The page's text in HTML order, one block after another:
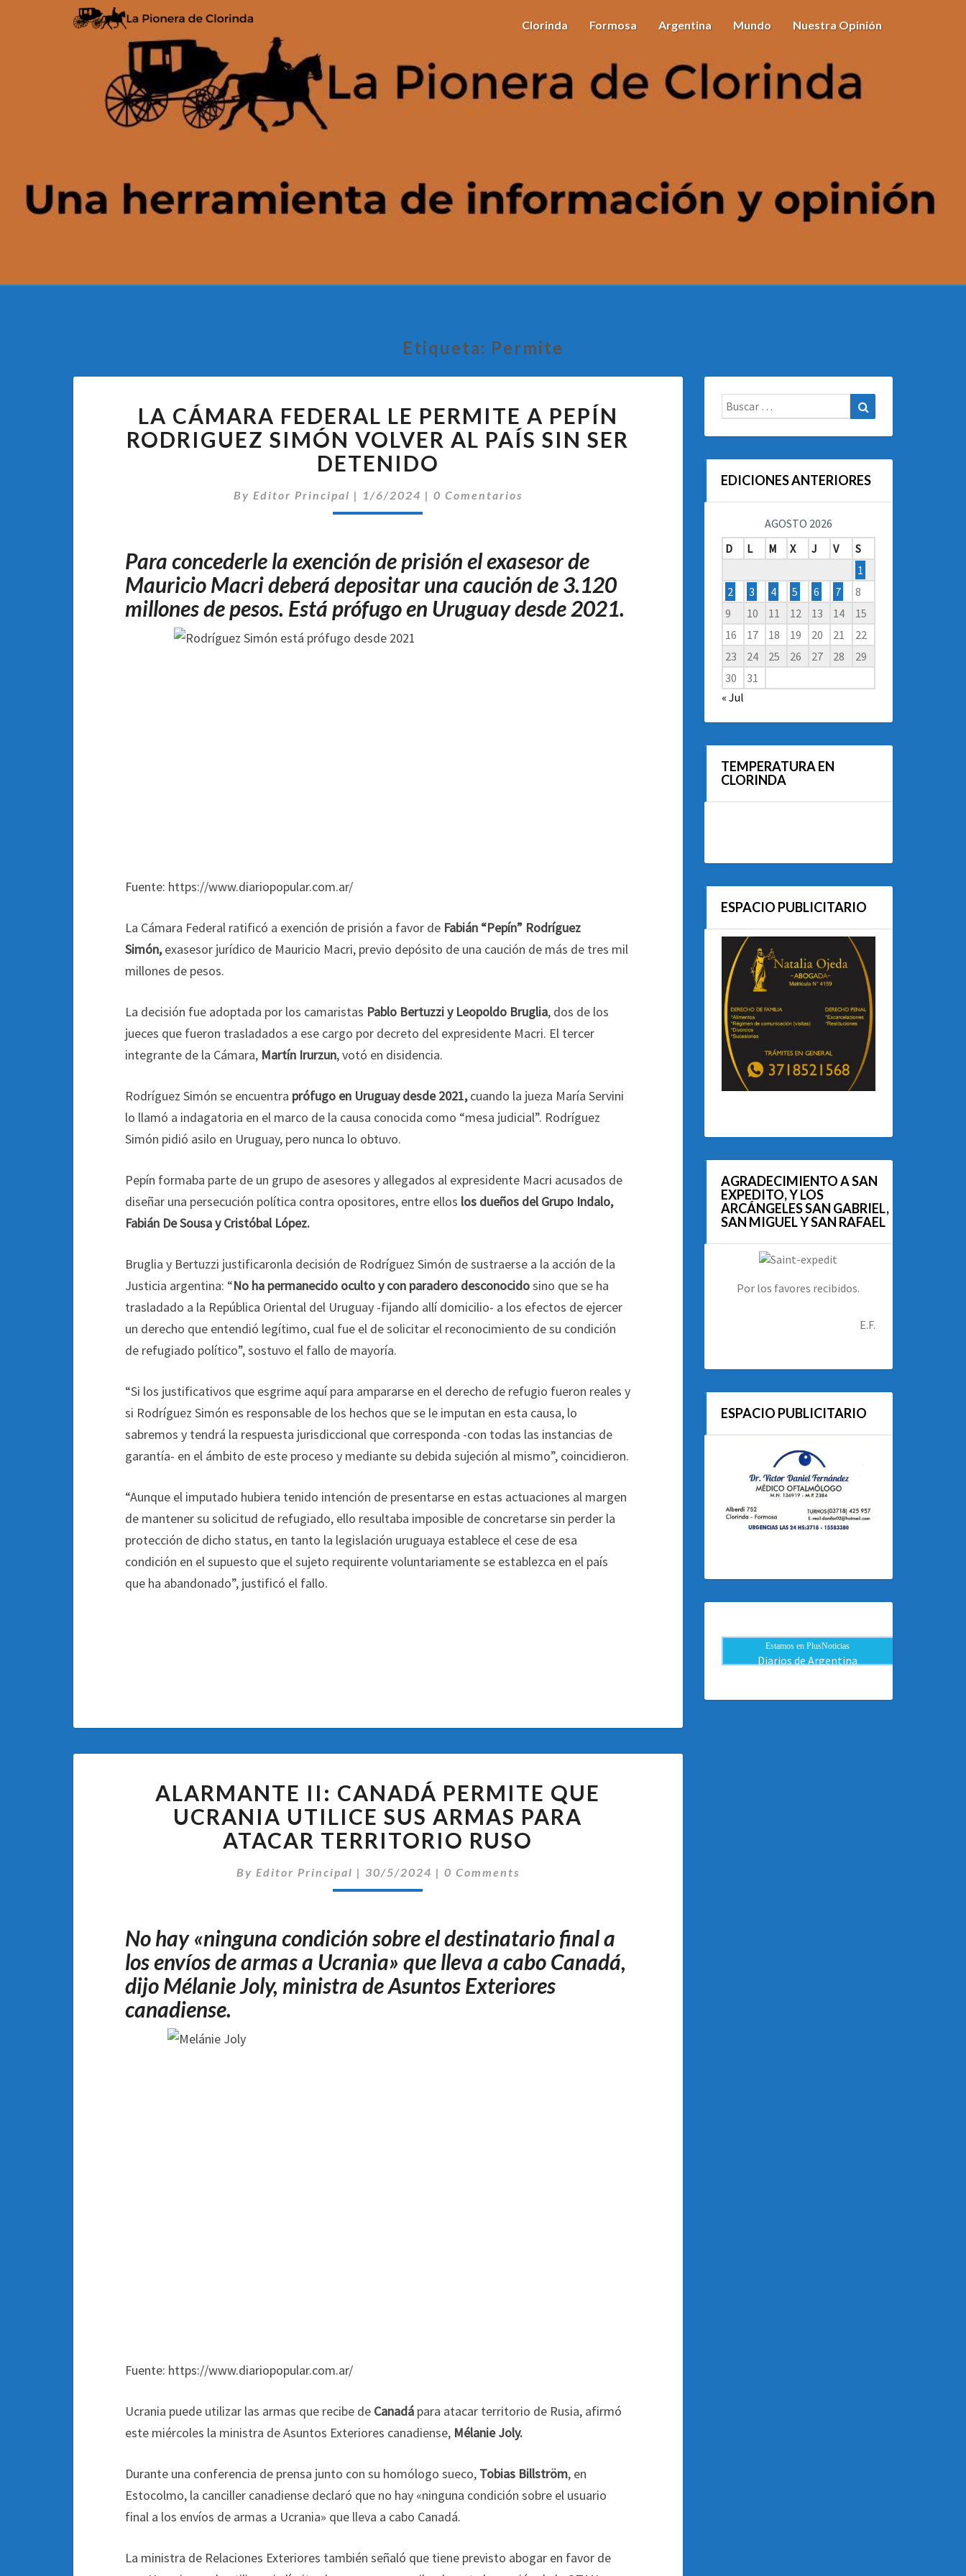
Clorinda Formosa Argentina Mundo Nuestra Opinión
Etiqueta: Permite
CÁMARA
FEDERAL
LE
PERMITE
A
PEPÍN
VOLVER
AL
PAÍS
SIN
SER
LA CÁMARA FEDERAL LE PERMITE A PEPÍN
RODRIGUEZ SIMÓN VOLVER AL PAÍS SIN SER
DETENIDO
By Editor Principal | 1/6/2024 | Comentarios
0 Comentarios
Para concederle la exención de prisión el exasesor de
Mauricio Macri deberá depositar una caución de 3.120
millones de pesos. Está prófugo en Uruguay desde 2021.
Fuente: https://www.diariopopular.com.ar/
La Cámara Federal ratificó a exención de prisión a favor de Fabián “Pepín” Rodríguez
Simón,exasesor jurídico de Mauricio Macri, previo depósito de una caución de más de tres mil
millones de pesos.
La decisión fue adoptada por los camaristas Pablo Bertuzzi y Leopoldo Bruglia, dos de los
jueces que fueron trasladados a ese cargo por decreto del expresidente Macri. El tercer
integrante de la Cámara, Martín Irurzun, votó en disidencia.
Rodríguez Simón se encuentra prófugo en Uruguay desde 2021,cuando la jueza María Servini
lo llamó a indagatoria en el marco de la causa conocida como “mesa judicial”. Rodríguez
Simón pidió asilo en Uruguay, pero nunca lo obtuvo.
Pepín formaba parte de un grupo de asesores y allegados al expresidente Macri acusados de
diseñar una persecución política contra opositores, entre ellos los dueños del Grupo Indalo,
Fabián De Sousa y Cristóbal López.
Bruglia y Bertuzzi justificaronla decisión de Rodríguez Simón de sustraerse a la acción de la
Justicia argentina: “No ha permanecido oculto y con paradero desconocidosino que se ha
trasladado a la República Oriental del Uruguay -fijando allí domicilio- a los efectos de ejercer
un derecho que entendió legítimo, cual fue el de solicitar el reconocimiento de su condición
de refugiado político”, sostuvo el fallo de mayoría.
“Si los justificativos que esgrime aquí para ampararse en el derecho de refugio fueron reales y
si Rodríguez Simón es responsable de los hechos que se le imputan en esta causa, lo
sabremos y tendrá la respuesta jurisdiccional que corresponda -con todas las instancias de
garantía- en el ámbito de este proceso y mediante su debida sujeción al mismo”, coincidieron.
“Aunque el imputado hubiera tenido intención de presentarse en estas actuaciones al margen
de mantener su solicitud de refugiado, ello resultaba imposible de concretarse sin perder la
protección de dicho status, en tanto la legislación uruguaya establece el cese de esa
condición en el supuesto que el sujeto requirente voluntariamente se establezca en el país
que ha abandonado”, justificó el fallo.
II:
CANADÁ
PERMITE
QUE
UCRANIA
UTILICE
PARA
ATACAR
TERRITORIO
RUSO
ALARMANTE II: CANADÁ PERMITE QUE
UCRANIA UTILICE SUS ARMAS PARA
ATACAR TERRITORIO RUSO
By Editor Principal | 30/5/2024 | Comentarios
0 Comments
No hay «ninguna condición sobre el destinatario final a
los envíos de armas a Ucrania» que lleva a cabo Canadá,
dijo Mélanie Joly, ministra de Asuntos Exteriores
canadiense.
Fuente: https://www.diariopopular.com.ar/
Ucrania puede utilizar las armas que recibe de Canadá para atacar territorio de Rusia, afirmó
este miércoles la ministra de Asuntos Exteriores canadiense, Mélanie Joly.
Durante una conferencia de prensa junto con su homólogo sueco, Tobias Billström, en
Estocolmo, la canciller canadiense declaró que no hay «ninguna condición sobre el usuario
final a los envíos de armas a Ucrania» que lleva a cabo Canadá.
La ministra de Relaciones Exteriores también señaló que tiene previsto abogar en favor de
Buscar:
EDICIONES ANTERIORES
AGOSTO 2026
D
L M X J V
S
1
2
3 4 5 6 7
8
9
10 11 12 13 14
15
16
17 18 19 20 21
22
23
24 25 26 27 28
29
30
31
« Jul
TEMPERATURA EN
CLORINDA
ESPACIO PUBLICITARIO
AGRADECIMIENTO A SAN
EXPEDITO, Y LOS
ARCÁNGELES SAN GABRIEL,
SAN MIGUEL Y SAN RAFAEL
Por los favores recibidos.
E.F.
ESPACIO PUBLICITARIO
Estamos en PlusNoticias
Diarios de Argentina